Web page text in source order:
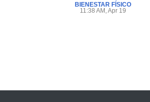
BIENESTAR FÍSICO
11:38 AM, Apr 19